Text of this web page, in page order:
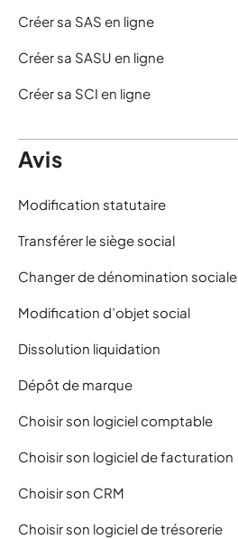
Créer sa SAS en ligne
Créer sa SASU en ligne
Créer sa SCI en ligne
Avis
Modification statutaire
Transférer le siège social
Changer de dénomination sociale
Modification d’objet social
Dissolution liquidation
Dépôt de marque
Choisir son logiciel comptable
Choisir son logiciel de facturation
Choisir son CRM
Choisir son logiciel de trésorerie